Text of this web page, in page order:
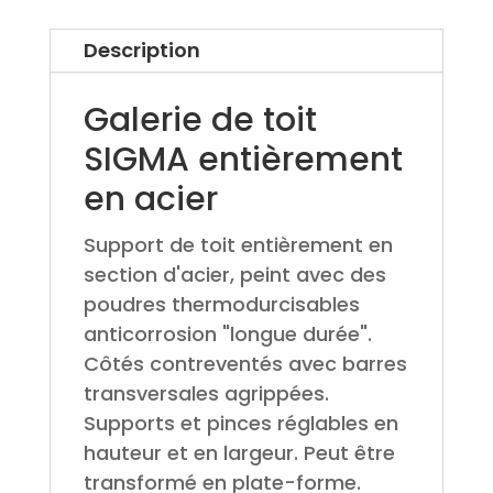
Description
Galerie de toit
SIGMA entièrement
en acier
Support de toit entièrement en
section d'acier, peint avec des
poudres thermodurcisables
anticorrosion "longue durée".
Côtés contreventés avec barres
transversales agrippées.
Supports et pinces réglables en
hauteur et en largeur. Peut être
transformé en plate-forme.